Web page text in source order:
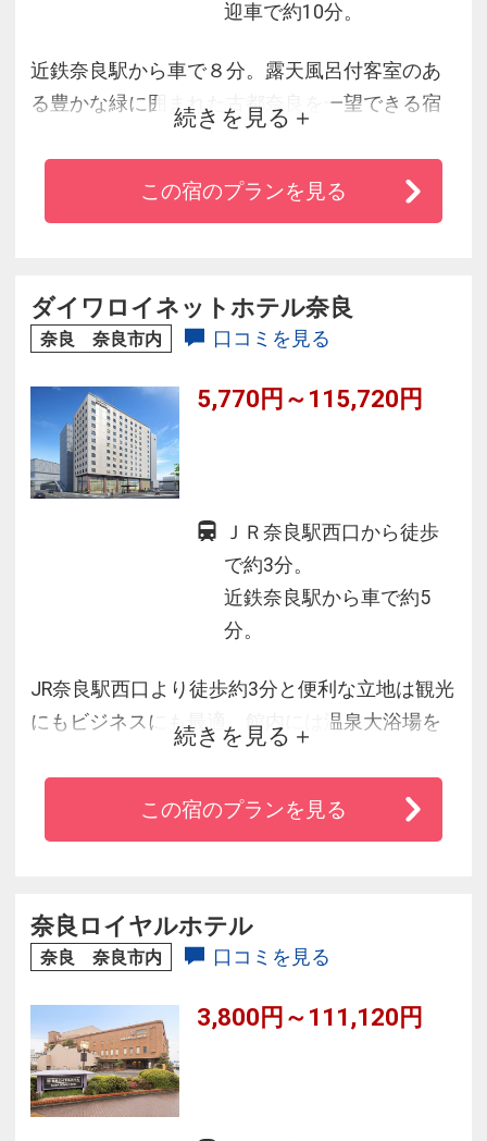
迎車で約10分。
近鉄奈良駅から車で８分。露天風呂付客室のあ
る豊かな緑に囲まれた古都奈良を一望できる宿
■館内・ロビーからは古都奈良を大パノラマでお
楽しみ頂けます。
■温泉と同じ効能がある鉱石を使って沸かす人工
しい館内の造り
■近鉄・ＪＲ「奈良」駅より無料送迎あり。奈良
続きを見る
この宿のプランを見る
ダイワロイネットホテル奈良
奈良 奈良市内 口コミを見る
5,770円～115,720円
ＪＲ奈良駅西口から徒歩
で約3分。
近鉄奈良駅から車で約5
分。
JR奈良駅西口より徒歩約3分と便利な立地は観光
にもビジネスにも最適。館内には温泉大浴場を
完備しておりゆっくりとお風呂に入って、お部
屋に戻れば古き都に想いを馳せる雰囲気にくつ
ろぎの時間が流れます。ホテル2階に体験コーナ
の風景をお楽しみ下さい。
続きを見る
この宿のプランを見る
奈良ロイヤルホテル
奈良 奈良市内 口コミを見る
3,800円～111,120円